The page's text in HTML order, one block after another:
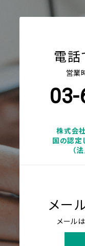
電
営業
株式会
国の認定
（
メー
メール